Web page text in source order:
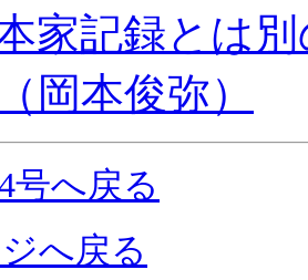
家記録とは
本俊弥）
号へ戻る
へ戻る